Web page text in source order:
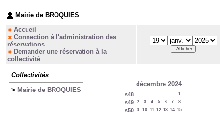
Mairie de BROQUIES
Accueil
Connection à l'administration des
réservations
Demander une réservation à la
collectivité
Collectivités
> Mairie de BROQUIES
décembre 2024
s48 1
s49 2 3 4 5 6 7 8
s50 9 10 11 12 13 14 15